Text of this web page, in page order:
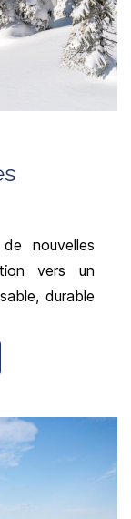
nouvelles
vers un
durable